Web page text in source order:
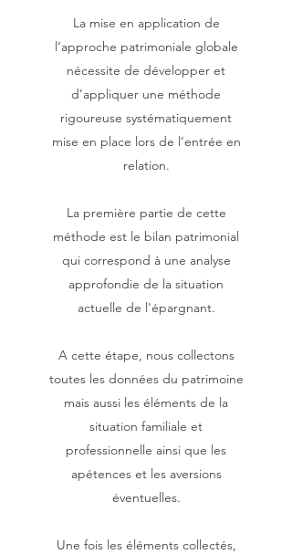
La mise en application de
l’approche patrimoniale globale
nécessite de développer et
d’appliquer une méthode
rigoureuse systématiquement
mise en place lors de l’entrée en
relation.
La première partie de cette
méthode est le bilan patrimonial
qui correspond à une analyse
approfondie de la situation
actuelle de l'épargnant.
A cette étape, nous collectons
toutes les données du patrimoine
mais aussi les éléments de la
situation familiale et
professionnelle ainsi que les
apétences et les aversions
éventuelles.
Une fois les éléments collectés,